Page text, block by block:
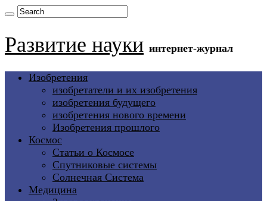
Развитие науки интернет-журнал
Изобретения
изобретатели и их изобретения
изобретения будущего
изобретения нового времени
Изобретения прошлого
Космос
Статьи о Космосе
Спутниковые системы
Солнечная Система
Медицина